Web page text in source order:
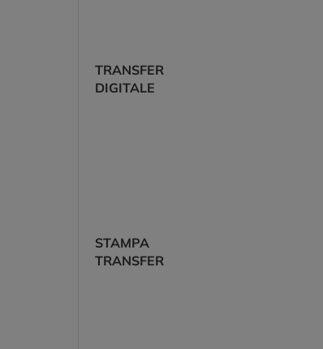
TRANSFER
DIGITALE
STAMPA
TRANSFER